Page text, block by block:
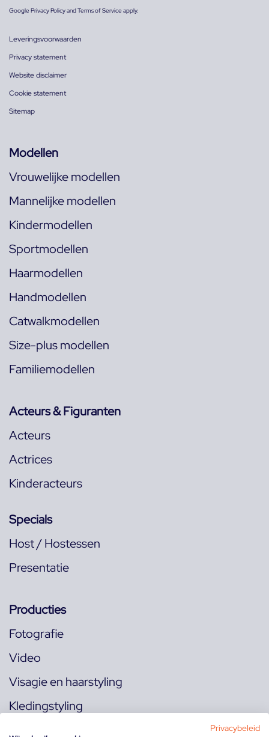
GooglePrivacy PolicyandTerms of Serviceapply.
Leveringsvoorwaarden
Privacy statement
Website disclaimer
Cookie statement
Sitemap
Modellen
Vrouwelijke modellen
Mannelijke modellen
Kindermodellen
Sportmodellen
Haarmodellen
Handmodellen
Catwalkmodellen
Size-plus modellen
Familiemodellen
Acteurs & Figuranten
Acteurs
Actrices
Kinderacteurs
Specials
Host / Hostessen
Presentatie
Producties
Fotografie
Video
Visagie en haarstyling
Kledingstyling
Privacybeleid